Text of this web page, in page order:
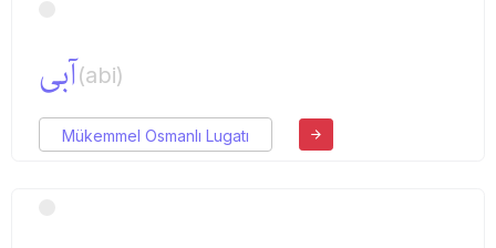
آبی(abi)
Mükemmel Osmanlı Lugatı